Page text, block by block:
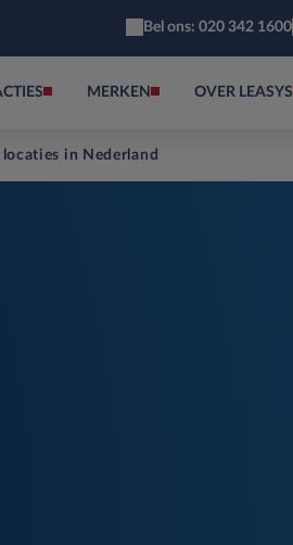
Bel ons: 020 342 1600
MERKEN OVER LEASYS
in Nederland